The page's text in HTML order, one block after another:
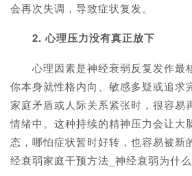
会再次失调，导致症状复发。
2. 心理压力没有真正放下
心理因素是神经衰弱反复发作最
你本身就性格内向、敏感多疑或追求
家庭矛盾或人际关系紧张时，很容易
情绪中。这种持续的精神压力会让大
态，哪怕症状暂时好转，也容易被新
经衰弱家庭干预方法_神经衰弱为什